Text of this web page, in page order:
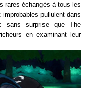
rares échangés à tous les
pullulent dans
sans surprise que The
en examinant leur